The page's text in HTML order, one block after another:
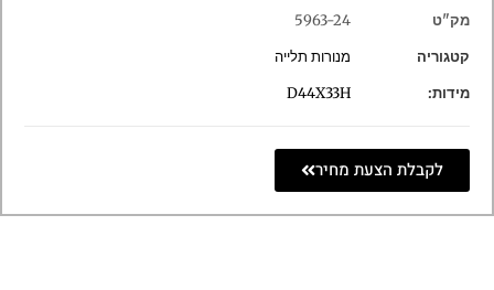
מק"ט
5963-24
קטגוריה
מנורות תלייה
מידות:
D44X33H
לקבלת הצעת מחיר